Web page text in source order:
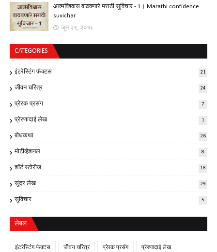
आत्मविश्वास वाढवणारे मराठी सुविचार - 1। Marathi confidence
suvichar
जून २९, २०१८
CATEGORIES
इंटरेस्टिंग फॅक्टस 21
जीवन चरित्र 24
प्रेरक प्रसंग 7
प्रेरणादाई लेख 1
बोधकथा 26
मोटीव्हेशनल 8
शॉर्ट स्टोरीज 18
सुंदर लेख 29
सुविचार 5
लेबल
इंटरेस्टिंग फॅक्टस जीवन चरित्र प्रेरक प्रसंग प्रेरणादाई लेख